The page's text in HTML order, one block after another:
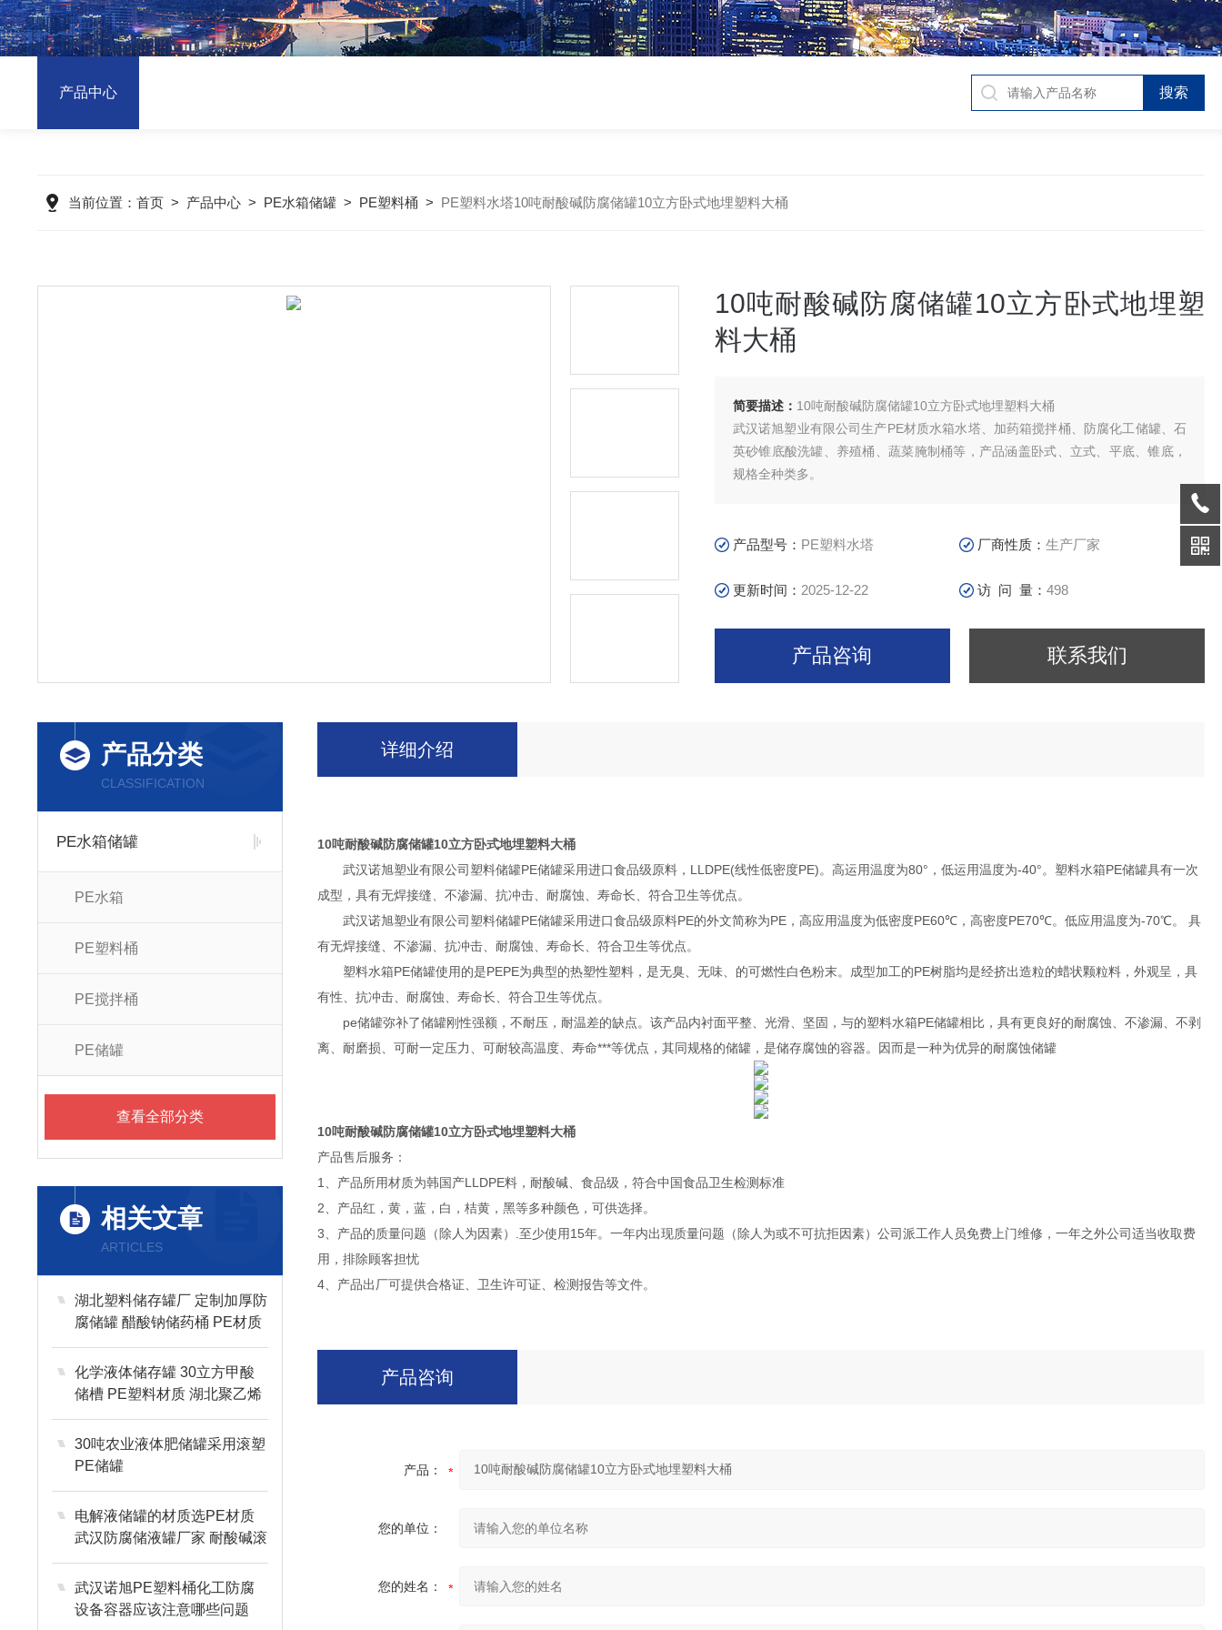
产品中心
当前位置： 首页> 产品中心> PE水箱储罐> PE塑料桶 > PE塑料水塔10吨耐酸碱防腐储罐10立方卧式地埋塑料大桶
10吨耐酸碱防腐储罐10立方卧式地埋塑
料大桶
简要描述： 10吨耐酸碱防腐储罐10立方卧式地埋塑料大桶
武汉诺旭塑业有限公司生产PE材质水箱水塔、加药箱搅拌桶、防腐化工储罐、石
英砂锥底酸洗罐、养殖桶、蔬菜腌制桶等，产品涵盖卧式、立式、平底、锥底，
规格全种类多。
周转箱，环保卫生等多种行业中得到广泛应用。
产品型号： PE塑料水塔 厂商性质：生产厂家
更新时间： 2025-12-22 访 问 量：498
产品咨询 联系我们
产品分类
CLASSIFICATION
PE水箱储罐
PE水箱
PE塑料桶
PE搅拌桶
PE储罐
查看全部分类
相关文章
ARTICLES
湖北塑料储存罐厂 定制加厚防
腐储罐 醋酸钠储药桶 PE材质
化学液体储存罐 30立方甲酸
储槽 PE塑料材质 湖北聚乙烯
储罐桶厂
30吨农业液体肥储罐采用滚塑
PE储罐
电解液储罐的材质选PE材质
武汉防腐储液罐厂家 耐酸碱滚
塑一次成型工艺
武汉诺旭PE塑料桶化工防腐
设备容器应该注意哪些问题
详细介绍
10吨耐酸碱防腐储罐10立方卧式地埋塑料大桶
武汉诺旭塑业有限公司塑料储罐PE储罐采用进口食品级原料，LLDPE(线性低密度PE)。高运用温度为80°，低运用温度为-40°。塑料水箱PE储罐具有一次
成型，具有无焊接缝、不渗漏、抗冲击、耐腐蚀、寿命长、符合卫生等优点。
武汉诺旭塑业有限公司塑料储罐PE储罐采用进口食品级原料PE的外文简称为PE，高应用温度为低密度PE60℃，高密度PE70℃。低应用温度为-70℃。 具
有无焊接缝、不渗漏、抗冲击、耐腐蚀、寿命长、符合卫生等优点。
塑料水箱PE储罐使用的是PEPE为典型的热塑性塑料，是无臭、无味、的可燃性白色粉末。成型加工的PE树脂均是经挤出造粒的蜡状颗粒料，外观呈，具
有性、抗冲击、耐腐蚀、寿命长、符合卫生等优点。
pe储罐弥补了储罐刚性强额，不耐压，耐温差的缺点。该产品内衬面平整、光滑、坚固，与的塑料水箱PE储罐相比，具有更良好的耐腐蚀、不渗漏、不剥
离、耐磨损、可耐一定压力、可耐较高温度、寿命***等优点，其同规格的储罐，是储存腐蚀的容器。因而是一种为优异的耐腐蚀储罐
10吨耐酸碱防腐储罐10立方卧式地埋塑料大桶
产品售后服务：
1、产品所用材质为韩国产LLDPE料，耐酸碱、食品级，符合中国食品卫生检测标准
2、产品红，黄，蓝，白，桔黄，黑等多种颜色，可供选择。
3、产品的质量问题（除人为因素）.至少使用15年。一年内出现质量问题（除人为或不可抗拒因素）公司派工作人员免费上门维修，一年之外公司适当收取费
用，排除顾客担忧
4、产品出厂可提供合格证、卫生许可证、检测报告等文件。
产品咨询
产品：
您的单位：
您的姓名：